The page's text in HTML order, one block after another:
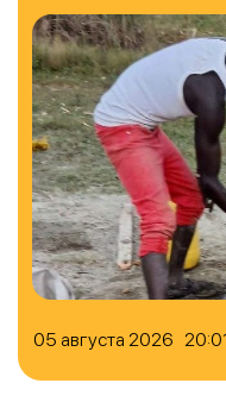
05 августа 2026